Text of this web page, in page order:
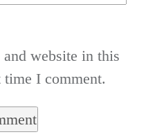
website in this
I comment.